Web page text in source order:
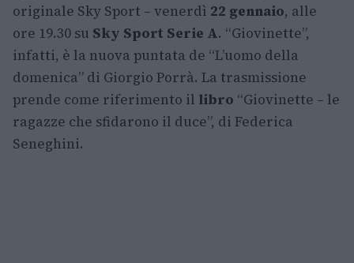
originale Sky Sport – venerdì 22 gennaio, alle
ore 19.30 su Sky Sport Serie A. “Giovinette”,
infatti, è la nuova puntata de “L’uomo della
domenica” di Giorgio Porrà. La trasmissione
prende come riferimento il libro “Giovinette – le
ragazze che sfidarono il duce”, di Federica
Seneghini.